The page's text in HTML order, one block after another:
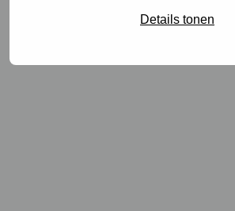
Details tonen